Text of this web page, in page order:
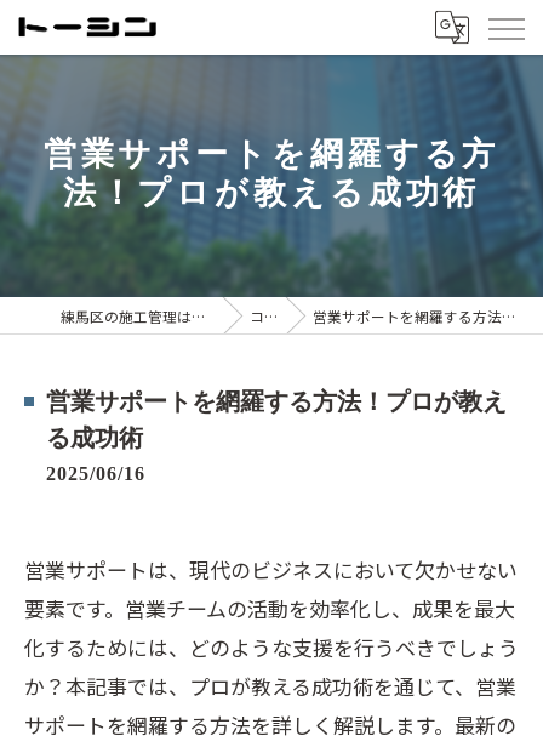
営業サポートを網羅する方
法！プロが教える成功術
練馬区の施工管理は株式会社トーシン コラム 営業サポートを網羅する方法！プロが教える成功術
営業サポートを網羅する方法！プロが教え
る成功術
2025/06/16
営業サポートは、現代のビジネスにおいて欠かせない
要素です。営業チームの活動を効率化し、成果を最大
化するためには、どのような支援を行うべきでしょう
か？本記事では、プロが教える成功術を通じて、営業
サポートを網羅する方法を詳しく解説します。最新の